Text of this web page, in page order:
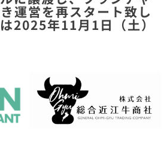
運営を再スタート致し
2025年11月1日（土）